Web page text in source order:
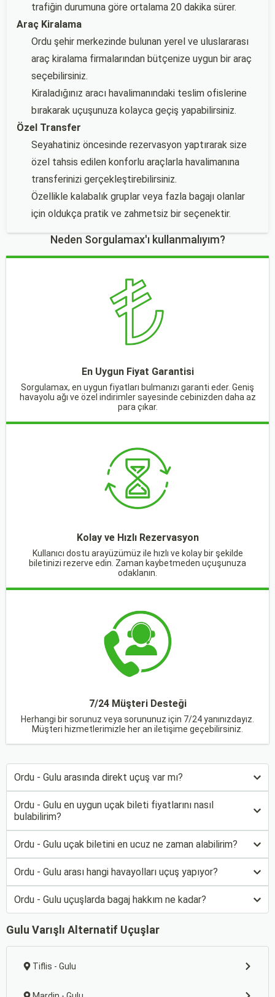
trafiğin durumuna göre ortalama 20 dakika sürer.
Araç Kiralama
Ordu şehir merkezinde bulunan yerel ve uluslararası
araç kiralama firmalarından bütçenize uygun bir araç
seçebilirsiniz.
Kiraladığınız aracı havalimanındaki teslim ofislerine
bırakarak uçuşunuza kolayca geçiş yapabilirsiniz.
Özel Transfer
Seyahatiniz öncesinde rezervasyon yaptırarak size
özel tahsis edilen konforlu araçlarla havalimanına
transferinizi gerçekleştirebilirsiniz.
Özellikle kalabalık gruplar veya fazla bagajı olanlar
için oldukça pratik ve zahmetsiz bir seçenektir.
Neden Sorgulamax'ı kullanmalıyım?
En Uygun Fiyat Garantisi
Sorgulamax, en uygun fiyatları bulmanızı garanti eder. Geniş
havayolu ağı ve özel indirimler sayesinde cebinizden daha az
para çıkar.
Kolay ve Hızlı Rezervasyon
Kullanıcı dostu arayüzümüz ile hızlı ve kolay bir şekilde
biletinizi rezerve edin. Zaman kaybetmeden uçuşunuza
odaklanın.
7/24 Müşteri Desteği
Herhangi bir sorunuz veya sorununuz için 7/24 yanınızdayız.
Müşteri hizmetlerimizle her an iletişime geçebilirsiniz.
Ordu - Gulu arasında direkt uçuş var mı?
Ordu - Gulu en uygun uçak bileti fiyatlarını nasıl
bulabilirim?
Ordu - Gulu uçak biletini en ucuz ne zaman alabilirim?
Ordu - Gulu arası hangi havayolları uçuş yapıyor?
Ordu - Gulu uçuşlarda bagaj hakkım ne kadar?
Gulu Varışlı Alternatif Uçuşlar
Tiflis - Gulu